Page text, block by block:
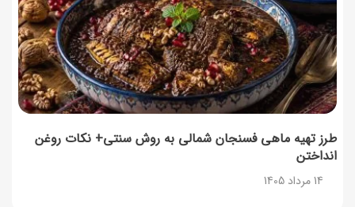
طرز تهیه ماهی فسنجان شمالی به روش سنتی+ نکات روغن
انداختن
14 مرداد 1405